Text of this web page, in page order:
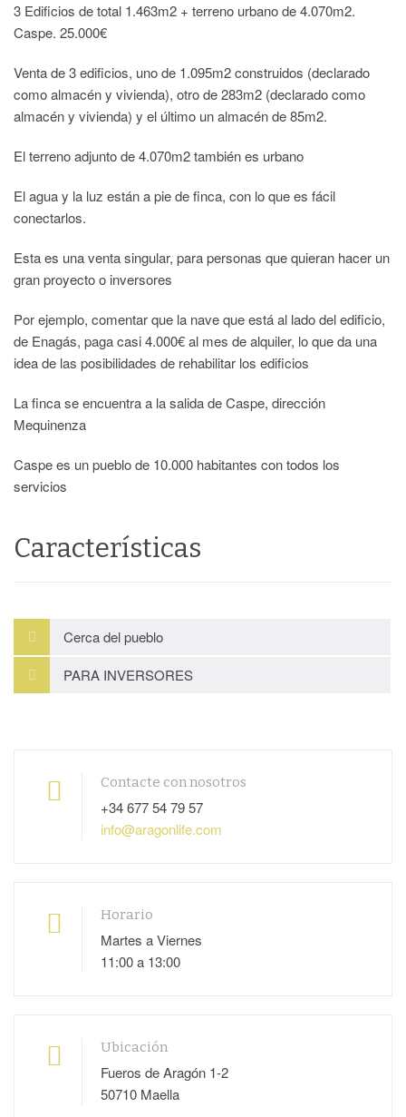
3 Edificios de total 1.463m2 + terreno urbano de 4.070m2.
Caspe. 25.000€
Venta de 3 edificios, uno de 1.095m2 construidos (declarado
como almacén y vivienda), otro de 283m2 (declarado como
almacén y vivienda) y el último un almacén de 85m2.
El terreno adjunto de 4.070m2 también es urbano
El agua y la luz están a pie de finca, con lo que es fácil
conectarlos.
Esta es una venta singular, para personas que quieran hacer un
gran proyecto o inversores
Por ejemplo, comentar que la nave que está al lado del edificio,
de Enagás, paga casi 4.000€ al mes de alquiler, lo que da una
idea de las posibilidades de rehabilitar los edificios
La finca se encuentra a la salida de Caspe, dirección
Mequinenza
Caspe es un pueblo de 10.000 habitantes con todos los
servicios
Características
Cerca del pueblo
PARA INVERSORES
Contacte con nosotros
+34 677 54 79 57
info@aragonlife.com
Horario
Martes a Viernes
11:00 a 13:00
Ubicación
Fueros de Aragón 1-2
50710 Maella